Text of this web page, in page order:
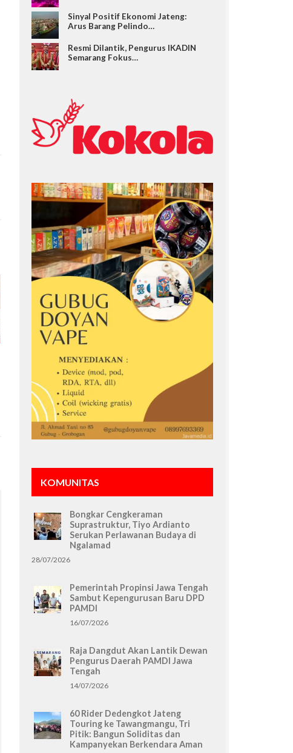
Sinyal Positif Ekonomi Jateng:
Arus Barang Pelindo…
Resmi Dilantik, Pengurus IKADIN
Semarang Fokus…
KOMUNITAS
Bongkar Cengkeraman
Suprastruktur, Tiyo Ardianto
Serukan Perlawanan Budaya di
Ngalamad
28/07/2026
Pemerintah Propinsi Jawa Tengah
Sambut Kepengurusan Baru DPD
PAMDI
16/07/2026
Raja Dangdut Akan Lantik Dewan
Pengurus Daerah PAMDI Jawa
Tengah
14/07/2026
60 Rider Dedengkot Jateng
Touring ke Tawangmangu, Tri
Pitik: Bangun Soliditas dan
Kampanyekan Berkendara Aman